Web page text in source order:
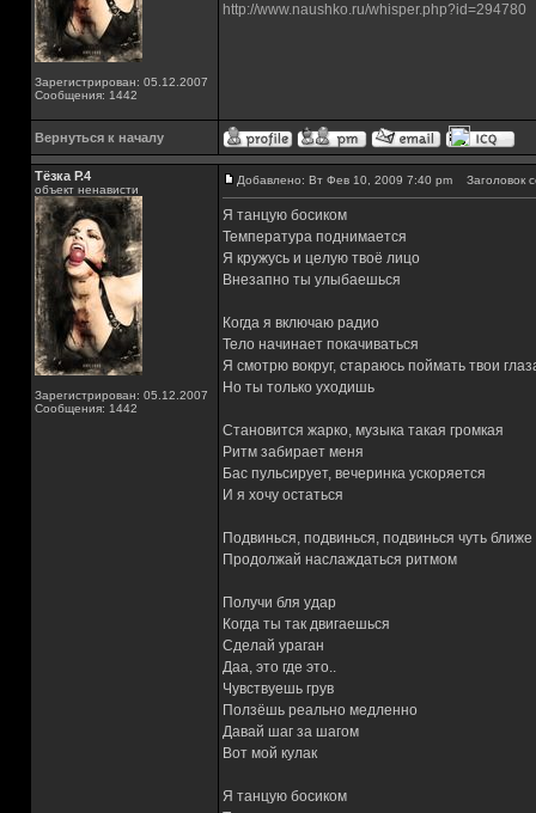
Зарегистрирован: 05.12.2007
Сообщения: 1442
http://www.naushko.ru/whisper.php?id=294780
Вернуться к началу
Тёзка Р.4
объект ненависти
Зарегистрирован: 05.12.2007
Сообщения: 1442
Добавлено: Вт Фев 10, 2009 7:40 pm Заголовок
Я танцую босиком
Температура поднимается
Я кружусь и целую твоё лицо
Внезапно ты улыбаешься
Когда я включаю радио
Тело начинает покачиваться
Я смотрю вокруг, стараюсь поймать твои
Но ты только уходишь
Становится жарко, музыка такая громкая
Ритм забирает меня
Бас пульсирует, вечеринка ускоряется
И я хочу остаться
Подвинься, подвинься, подвинься чуть ближе
Продолжай наслаждаться ритмом
Получи бля удар
Когда ты так двигаешься
Сделай ураган
Даа, это где это..
Чувствуешь грув
Ползёшь реально медленно
Давай шаг за шагом
Вот мой кулак
Я танцую босиком